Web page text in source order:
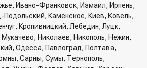
Ивано-Франковск, Измаил, Ирпень,
Подольский, Каменское, Киев, Ковель,
Кропивницкий, Лебедин, Луцк,
Николаев, Никополь, Нежин,
Одесса, Павлоград, Полтава,
Сарны, Сумы, Тернополь,